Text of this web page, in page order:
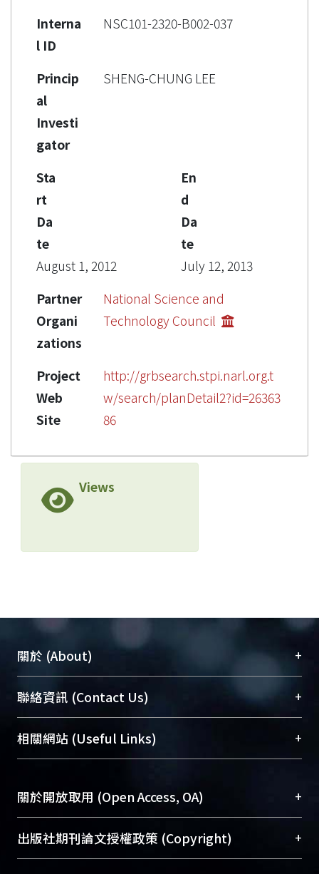
Interna
l ID
NSC101-2320-B002-037
Princip
al
Investi
gator
SHENG-CHUNG LEE
Sta
rt
Da
te
August 1, 2012
En
d
Da
te
July 12, 2013
Partner
Organi
zations
National Science and
Technology Council
Project
Web
Site
http://grbsearch.stpi.narl.org.t
w/search/planDetail2?id=26363
86
Views
關於 (About) +
臺大位居世界頂尖大學之列，為永久珍藏及向國際
展現本校豐碩的研究成果及學術能量，圖書館整合
機構典藏（NTUR）與學術庫（AH）不同功能平
台，成為臺大學術典藏NTU scholars。期能整合研
成果。
To permanently archive and promote researcher
profiles and scholarly works, Library integrates the
services of “NTU Repository” with “Academic
聯絡資訊 (Contact Us) +
總館學科館員(Main Library)
醫學圖書館學科館員(Medical Library)
Sciences Library)
相關網站 (Useful Links) +
關於開放取用 (Open Access, OA) +
開放取用是從使用者角度提升資訊取用性的社會運
動，應用在學術研究上是透過將研究著作公開供使
出版社期刊論文授權政策 (Copyright) +